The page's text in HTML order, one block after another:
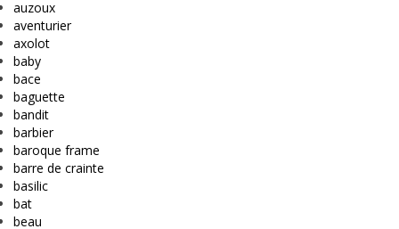
auzoux
aventurier
axolot
baby
bace
baguette
bandit
barbier
baroque frame
barre de crainte
basilic
bat
beau